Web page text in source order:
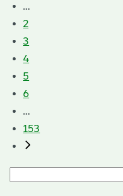
...
2
3
4
5
6
...
153